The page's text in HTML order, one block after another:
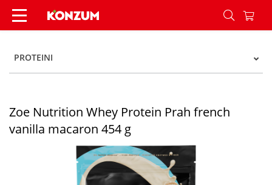
Zoe Nutrition Whey Protein Prah french vanilla
PROTEINI
Zoe Nutrition Whey Protein Prah french
vanilla macaron 454 g